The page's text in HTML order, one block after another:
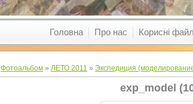
Головна Про нас Корисні
Фотоальбом » ЛЕТО 2011 » Экспедиция
exp_model